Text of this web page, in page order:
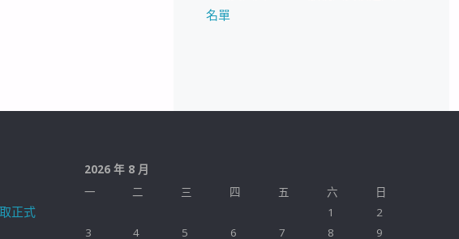
名單
正式
2026 年 8 月
一
二 三 四 五 六
日
1
2
3
4 5 6 7 8 9